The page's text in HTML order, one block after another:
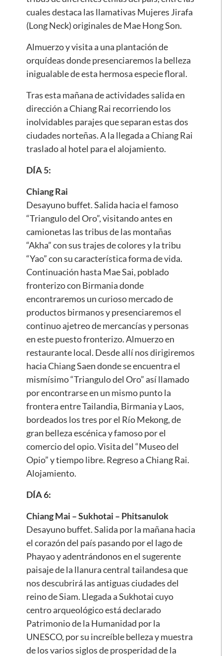
cuales destaca las llamativas Mujeres Jirafa
(Long Neck) originales de Mae Hong Son.
Almuerzo y visita a una plantación de
orquídeas donde presenciaremos la belleza
inigualable de esta hermosa especie floral.
Tras esta mañana de actividades salida en
dirección a Chiang Rai recorriendo los
inolvidables parajes que separan estas dos
ciudades norteñas. A la llegada a Chiang Rai
traslado al hotel para el alojamiento.
DÍA 5:
Chiang Rai
Desayuno buffet. Salida hacia el famoso
“Triangulo del Oro”, visitando antes en
camionetas las tribus de las montañas
“Akha” con sus trajes de colores y la tribu
“Yao” con su característica forma de vida.
Continuación hasta Mae Sai, poblado
fronterizo con Birmania donde
encontraremos un curioso mercado de
productos birmanos y presenciaremos el
continuo ajetreo de mercancías y personas
en este puesto fronterizo. Almuerzo en
restaurante local. Desde allí nos dirigiremos
hacia Chiang Saen donde se encuentra el
mismísimo “Triangulo del Oro” así llamado
por encontrarse en un mismo punto la
frontera entre Tailandia, Birmania y Laos,
bordeados los tres por el Río Mekong, de
gran belleza escénica y famoso por el
comercio del opio. Visita del “Museo del
Opio” y tiempo libre. Regreso a Chiang Rai.
Alojamiento.
DÍA 6:
Chiang Mai – Sukhotai – Phitsanulok
Desayuno buffet. Salida por la mañana hacia
el corazón del país pasando por el lago de
Phayao y adentrándonos en el sugerente
paisaje de la llanura central tailandesa que
nos descubrirá las antiguas ciudades del
reino de Siam. Llegada a Sukhotai cuyo
centro arqueológico está declarado
Patrimonio de la Humanidad por la
UNESCO, por su increíble belleza y muestra
de los varios siglos de prosperidad de la